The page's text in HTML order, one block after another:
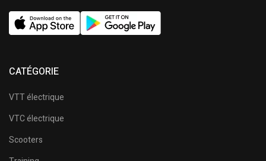
CATÉGORIE
VTT électrique
VTC électrique
Scooters